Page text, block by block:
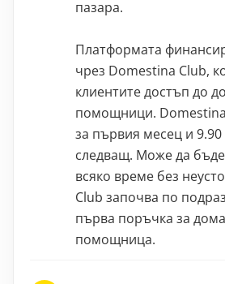
пазара.
Платформата
чрез Domestina Club,
клиентите достъп до
помощници. Domestina
за първия месец и 9.90
следващ. Може да
всяко време без
Club започва по
първа поръчка за
помощница.